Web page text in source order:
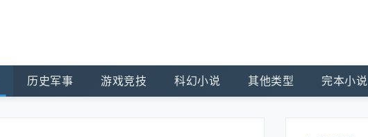
历史军事 游戏竞技 科幻小说 其他类型 完本小说